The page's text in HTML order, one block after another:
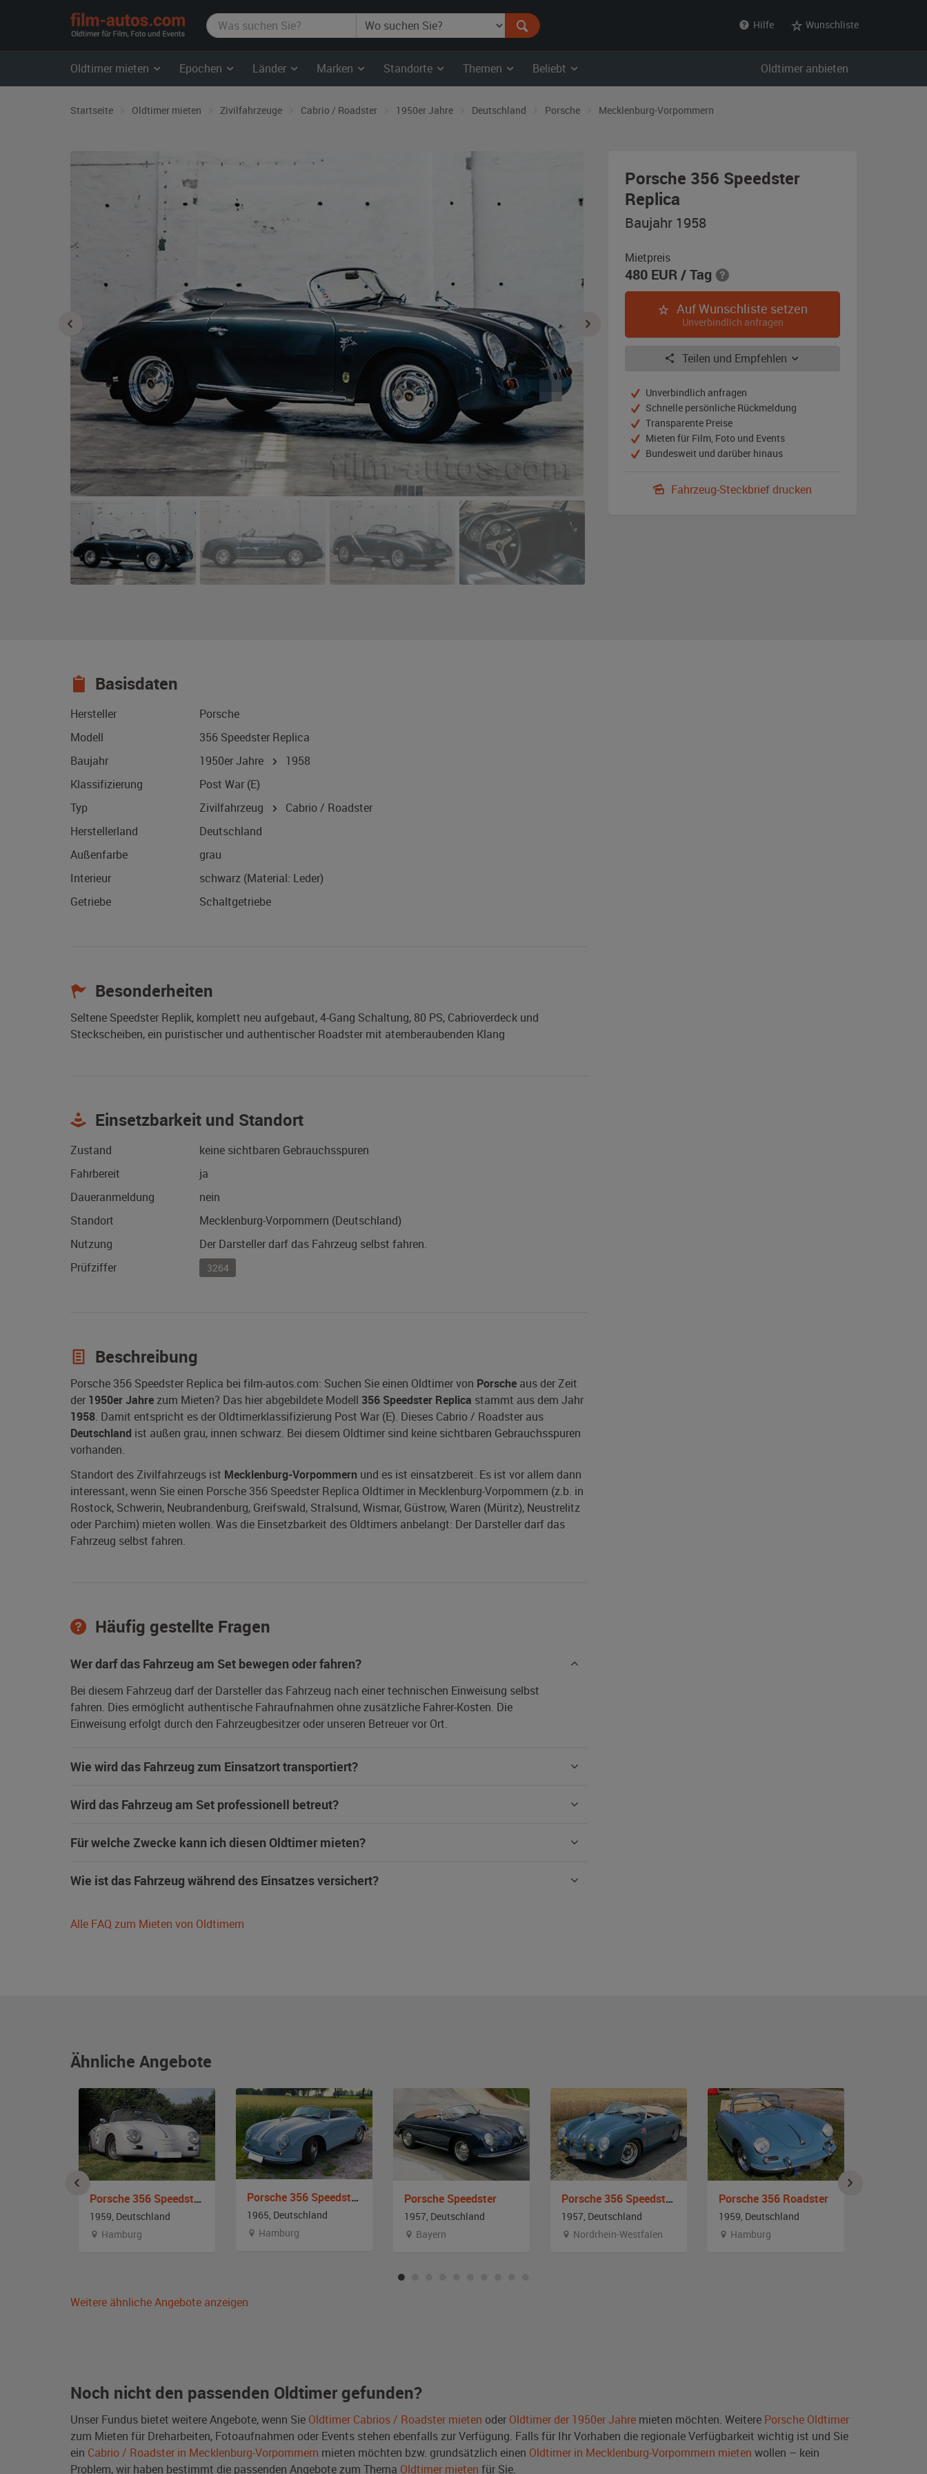
film-
autos.com
Hilfe Wunschliste
Oldtimer mieten Epochen Länder Marken Standorte Themen Beliebt Oldtimer anbieten
Startseite Oldtimer mieten Zivilfahrzeuge Cabrio / Roadster 1950er Jahre Deutschland Porsche Mecklenburg-Vorpommern
Porsche 356 Speedster
Replica
Baujahr
Baujahr 1958
Mietpreis
480 EUR/ Tag
Auf Wunschliste setzen
Unverbindlich anfragen
Teilen und Empfehlen
Unverbindlich anfragen
Schnelle persönliche Rückmeldung
Transparente Preise
Mieten für Film, Foto und Events
Bundesweit und darüber hinaus
Fahrzeug-Steckbrief drucken
Basisdaten
Hersteller
Porsche
Modell
356 Speedster Replica
Baujahr
1950er Jahre
1958
Klassifizierung
Post War (E)
Typ
Zivilfahrzeug
Cabrio / Roadster
Herstellerland
Deutschland
Außenfarbe
grau
Interieur
schwarz (Material: Leder)
Getriebe
Schaltgetriebe
Besonderheiten
Seltene Speedster Replik, komplett neu aufgebaut, 4-Gang Schaltung, 80 PS, Cabrioverdeck und
Steckscheiben, ein puristischer und authentischer Roadster mit atemberaubenden Klang
Einsetzbarkeit und Standort
Zustand
keine sichtbaren Gebrauchsspuren
Fahrbereit
ja
Daueranmeldung
nein
Standort
Mecklenburg-Vorpommern (Deutschland)
Nutzung
Der Darsteller darf das Fahrzeug selbst fahren.
Prüfziffer
3264
Beschreibung
Porsche 356 Speedster Replica bei film-autos.com: Suchen Sie einen Oldtimer von Porsche aus der Zeit
der 1950er Jahrezum Mieten? Das hier abgebildete Modell 356 Speedster Replica stammt aus dem Jahr
1958. Damit entspricht es der Oldtimerklassifizierung Post War (E). Dieses Cabrio / Roadster aus
Deutschland ist außen grau, innen schwarz. Bei diesem Oldtimer sind keine sichtbaren Gebrauchsspuren
vorhanden.
Standort des Zivilfahrzeugs ist Mecklenburg-Vorpommern und es ist einsatzbereit. Es ist vor allem dann
interessant, wenn Sie einen Porsche 356 Speedster Replica Oldtimer in Mecklenburg-Vorpommern (z.b. in
Rostock, Schwerin, Neubrandenburg, Greifswald, Stralsund, Wismar, Güstrow, Waren (Müritz), Neustrelitz
oder Parchim) mieten wollen. Was die Einsetzbarkeit des Oldtimers anbelangt: Der Darsteller darf das
Fahrzeug selbst fahren.
Häufig gestellte Fragen
Wer darf das Fahrzeug am Set bewegen oder fahren?
Bei diesem Fahrzeug darf der Darsteller das Fahrzeug nach einer technischen Einweisung selbst
fahren. Dies ermöglicht authentische Fahraufnahmen ohne zusätzliche Fahrer-Kosten. Die
Einweisung erfolgt durch den Fahrzeugbesitzer oder unseren Betreuer vor Ort.
Wie wird das Fahrzeug zum Einsatzort transportiert?
Wird das Fahrzeug am Set professionell betreut?
Für welche Zwecke kann ich diesen Oldtimer mieten?
Wie ist das Fahrzeug während des Einsatzes versichert?
Alle FAQ zum Mieten von Oldtimern
Ähnliche Angebote
Porsche 356 Speedster Replica
1959, Deutschland
Hamburg
Porsche 356 Speedster Replica
1965, Deutschland
Hamburg
Porsche Speedster
1957, Deutschland
Bayern
Porsche 356 Speedster GT
1957, Deutschland
Nordrhein-Westfalen
Porsche 356 Roadster
1959, Deutschland
Hamburg
Weitere ähnliche Angebote anzeigen
Noch nicht den passenden Oldtimer gefunden?
Unser Fundus bietet weitere Angebote, wenn Sie Oldtimer Cabrios / Roadster mieten oder Oldtimer der 1950er Jahre mieten möchten. Weitere Porsche Oldtimer
zum Mieten für Dreharbeiten, Fotoaufnahmen oder Events stehen ebenfalls zur Verfügung. Falls für Ihr Vorhaben die regionale Verfügbarkeit wichtig ist und Sie
ein Cabrio / Roadster in Mecklenburg-Vorpommern mieten möchten bzw. grundsätzlich einen Oldtimer in Mecklenburg-Vorpommern mieten wollen – kein
Problem, wir haben bestimmt die passenden Angebote zum Thema Oldtimer mieten für Sie.